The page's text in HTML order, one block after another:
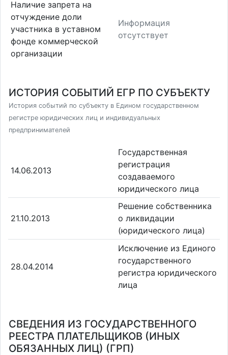
Наличие запрета на
отчуждение доли
участника в уставном
фонде коммерческой
организации
Информация
отсутствует
ИСТОРИЯ СОБЫТИЙ ЕГР ПО СУБЪЕКТУ
История событий по субъекту в Едином государственном
регистре юридических лиц и индивидуальных
предпринимателей
14.06.2013
Государственная
регистрация
создаваемого
юридического лица
21.10.2013
Решение собственника
о ликвидации
(юридического лица)
28.04.2014
Исключение из Единого
государственного
регистра юридического
лица
СВЕДЕНИЯ ИЗ ГОСУДАРСТВЕННОГО
РЕЕСТРА ПЛАТЕЛЬЩИКОВ (ИНЫХ
ОБЯЗАННЫХ ЛИЦ) (ГРП)